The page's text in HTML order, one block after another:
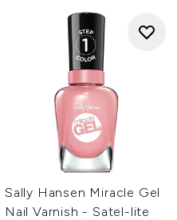
Sally Hansen Miracle Gel
Nail Varnish - Satel-lite